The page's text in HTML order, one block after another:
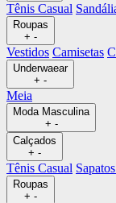
Tênis Casual
Roupas
+ -
Vestidos Camisetas
Underwaear
+ -
Meia
Moda Masculina
+ -
Calçados
+ -
Tênis Casual
Roupas
+ -